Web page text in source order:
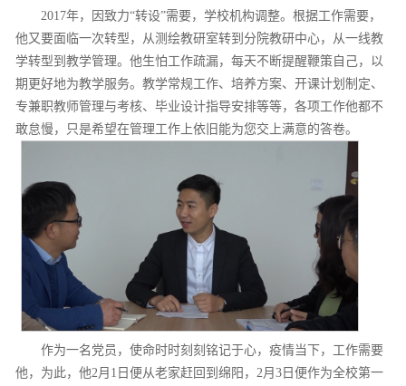
2017年，因致力“转设”需要，学校机构调整。根据工作需要，
他又要面临一次转型，从测绘教研室转到分院教研中心，从一线教
学转型到教学管理。他生怕工作疏漏，每天不断提醒鞭策自己，以
期更好地为教学服务。教学常规工作、培养方案、开课计划制定、
专兼职教师管理与考核、毕业设计指导安排等等，各项工作他都不
敢怠慢，只是希望在管理工作上依旧能为您交上满意的答卷。
作为一名党员，使命时时刻刻铭记于心，疫情当下，工作需要
他，为此，他2月1日便从老家赶回到绵阳，2月3日便作为全校第一